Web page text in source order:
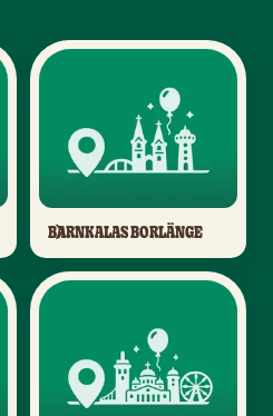
BARNKALAS BORLÄNGE